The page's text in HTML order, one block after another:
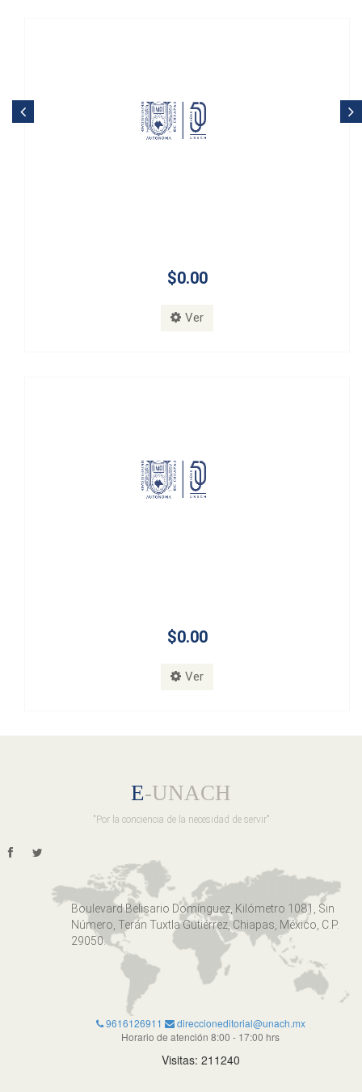
$0.00
Ver
$0.00
Ver
E-UNACH
"Por la conciencia de la necesidad de servir"
Boulevard Belisario Domínguez, Kilómetro 1081, Sin
Número, Terán Tuxtla Gutiérrez, Chiapas, México, C.P.
29050.
9616126911
direccioneditorial@unach.mx
Horario de atención 8:00 - 17:00 hrs
Visitas: 211240